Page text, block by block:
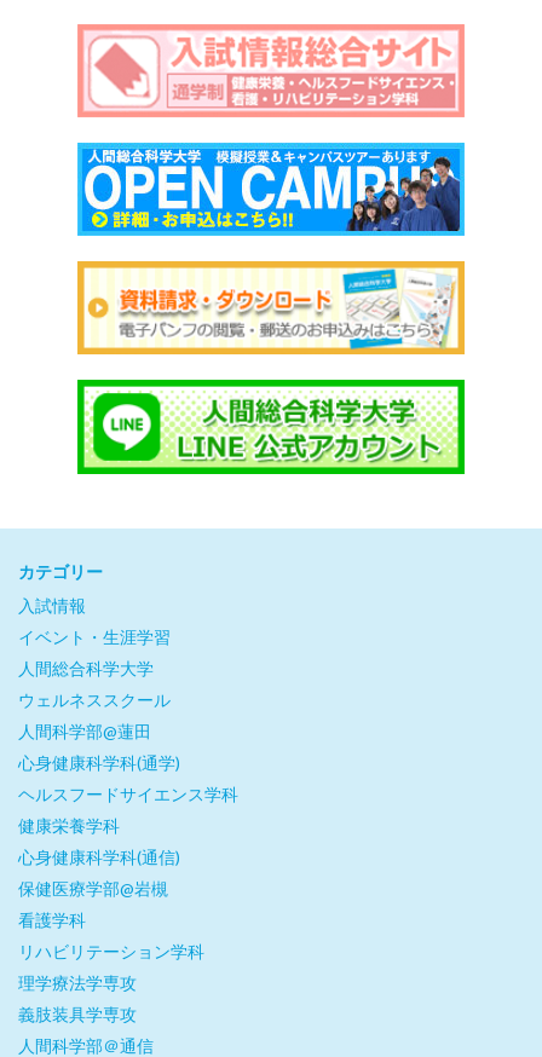
カテゴリー
入試情報
イベント・生涯学習
人間総合科学大学
ウェルネススクール
人間科学部@蓮田
心身健康科学科(通学)
ヘルスフードサイエンス学科
健康栄養学科
心身健康科学科(通信)
保健医療学部@岩槻
看護学科
リハビリテーション学科
理学療法学専攻
義肢装具学専攻
人間科学部＠通信